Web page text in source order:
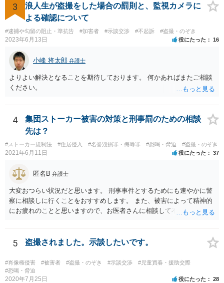
りくどすぎるからです。） 次に、犯行から１ヶ月半ということです
が、被害者が被害届を出し、その後、警察が防犯カメラ映像で被害現
場の防犯カメラを精査し、さらに前後の防犯カメラを精査して、リレ
ー捜査によって、行為者様を個人特定できるような証拠に当たったと
仮定します。 このような個人特定証拠の照会には、車であれば、当日
判明します（警察にデータベースがあるので）が、他方で、ICカード
やクレジットカードなどでは、数週間必要です。 ですが、被害者がす
ぐに被害申告を行なっているならば、警察は防犯カメラの保存期間は
１週間から長くて１ヶ月程度というふうに考えて、すぐさま防犯カメ
ラの捜査をします。 そうなると、その後に、上記のような個人特定捜
査が進んだとしても、やはり、遅ければ１ヶ月半程度かかるのではな
いでしょうか。 早ければ、数日から１ヶ月程度だと思います。 加え
て、行為者の任意呼び出しや逮捕が遅れてしまうと、データを削除さ
れたりするリスクもあると考えて、警察としては、相応に素早い対応
をするかと思います。 そのため、仮に被害者がすぐさま被害届を出し
ていたならば、すでに警察から何らかのアクションがあっても良い時
お、今回のケースですと、盗撮映像の隠滅（スマホを隠滅）をされな
ですね。 ただ、これもすでに隠滅済みということなので、そもそも、
被害場所（行為場所）の防犯カメラを見ただけで、ご質問者様が、被
害者の肩を盗撮したといえるだけの鮮明な映像があるのか疑問です
3
浪人生が盗撮をした場合の罰則と、監視カメラに
よる確認について
#逮捕や勾留の阻止・準抗告 #加害者 #示談交渉 #不起訴 #盗撮・のぞき
2023年6月13日 役にたった 16
小峰 将太郎 弁護士
よりよい解決となることを期待しております。 何かあればまたご相談
ください。
4
集団ストーカー被害の対策と刑事罰のための相談
先は？
#ストーカー規制法 #住居侵入 #名誉毀損罪・侮辱罪 #恐喝・脅迫 #盗撮・のぞき
2021年6月11日 役にたった 37
匿名B 弁護士
大変おつらい状況だと思います。 刑事事件とするためにも速やかに警
察に相談しに行くことをおすすめします。 また、被害によって精神的
にお疲れのことと思いますので、お医者さんに相談して不安な気持ち
5 盗撮されました。示談したいです。
#肖像権侵害 #被害者 #盗撮・のぞき #示談交渉
#児童買春・援助交際
#恐喝・脅迫
2020年7月25日 役にたった 28